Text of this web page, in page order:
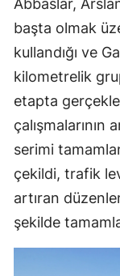
başta olmak
kullandığı ve
kilometrelik
etapta
çalışmalarının
serimi
çekildi, trafik
artıran
şekilde